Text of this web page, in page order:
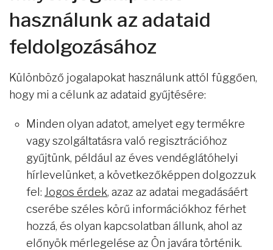
használunk az adataid
feldolgozásához
Különböző jogalapokat használunk attól függően,
hogy mi a célunk az adataid gyűjtésére:
Minden olyan adatot, amelyet egy termékre
vagy szolgáltatásra való regisztrációhoz
gyűjtünk, például az éves vendéglátóhelyi
hírlevelünket, a következőképpen dolgozzuk
fel: Jogos érdek, azaz az adatai megadásáért
cserébe széles körű információkhoz férhet
hozzá, és olyan kapcsolatban állunk, ahol az
előnyök mérlegelése az Ön javára történik.